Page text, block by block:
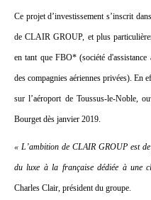
Ce projet d’investissement s’inscrit
de CLAIR GROUP, et plus
en tant que FBO* (société d'assistance
des compagnies aériennes privées).
sur l’aéroport de Toussus-le-Noble,
Bourget dès janvier 2019.
« L’ambition de CLAIR GROUP est
du luxe à la française dédiée à une
Charles Clair, président du groupe.